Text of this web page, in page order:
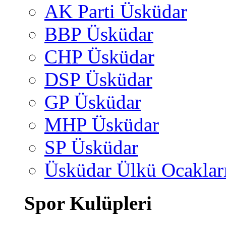
AK Parti Üsküdar
BBP Üsküdar
CHP Üsküdar
DSP Üsküdar
GP Üsküdar
MHP Üsküdar
SP Üsküdar
Üsküdar Ülkü
Spor Kulüpleri